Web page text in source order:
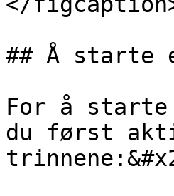
## Å starte
For å starte
du først